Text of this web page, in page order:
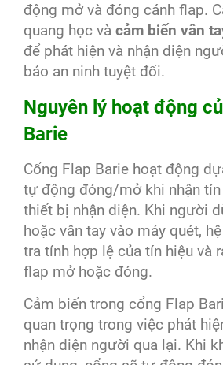
động mở và đóng cánh flap.
quang học và cảm biến vân
để phát hiện và nhận diện
bảo an ninh tuyệt đối.
Nguyên lý hoạt động
Barie
Cổng Flap Barie hoạt động
tự động đóng/mở khi nhận
thiết bị nhận diện. Khi người
hoặc vân tay vào máy quét,
tra tính hợp lệ của tín hiệu và
flap mở hoặc đóng.
Cảm biến trong cổng Flap
quan trọng trong việc phát
nhận diện người qua lại. Khi